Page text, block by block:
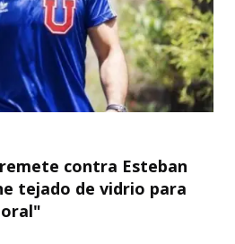
contra Esteban
tejado de vidrio para